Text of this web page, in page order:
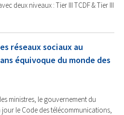
deux niveaux : Tier III TCDF & Tier III
réseaux sociaux au
équivoque du monde des
ministres, le gouvernement du
jour le Code des télécommunications,